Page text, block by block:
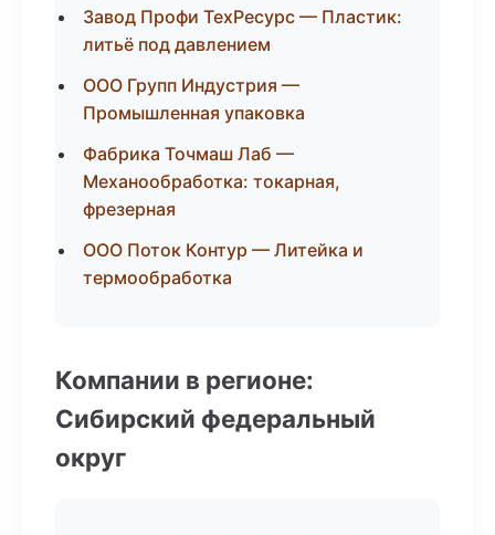
Завод Профи ТехРесурс — Пластик:
литьё под давлением
ООО Групп Индустрия —
Промышленная упаковка
Фабрика Точмаш Лаб —
Механообработка: токарная,
фрезерная
ООО Поток Контур — Литейка и
термообработка
Компании в регионе:
Сибирский федеральный
округ